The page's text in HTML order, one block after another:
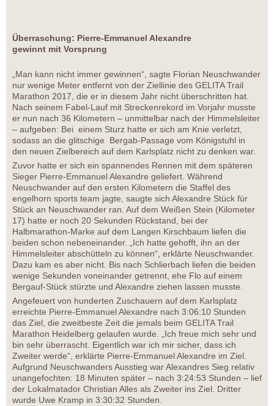
Überraschung: Pierre-Emmanuel Alexandre
gewinnt mit Vorsprung
„Man kann nicht immer gewinnen“, sagte Florian Neuschwander
nur wenige Meter entfernt von der Ziellinie des GELITA Trail
Marathon 2017, die er in diesem Jahr nicht überschritten hat.
Nach seinem Fabel-Lauf mit Streckenrekord im Vorjahr musste
er nun nach 36 Kilometern – unmittelbar nach der Himmelsleiter
– aufgeben: Bei einem Sturz hatte er sich am Knie verletzt,
sodass an die glitschige Bergab-Passage vom Königstuhl in
den neuen Zielbereich auf dem Karlsplatz nicht zu denken war.
Zuvor hatte er sich ein spannendes Rennen mit dem späteren
Sieger Pierre-Emmanuel Alexandre geliefert. Während
Neuschwander auf den ersten Kilometern die Staffel des
engelhorn sports team jagte, saugte sich Alexandre Stück für
Stück an Neuschwander ran. Auf dem Weißen Stein (Kilometer
17) hatte er noch 20 Sekunden Rückstand, bei der
Halbmarathon-Marke auf dem Langen Kirschbaum liefen die
beiden schon nebeneinander. „Ich hatte gehofft, ihn an der
Himmelsleiter abschütteln zu können“, erklärte Neuschwander.
Dazu kam es aber nicht. Bis nach Schlierbach liefen die beiden
wenige Sekunden voneinander getrennt, ehe Flo auf einem
Bergauf-Stück stürzte und Alexandre ziehen lassen musste.
Angefeuert von hunderten Zuschauern auf dem Karlsplatz
erreichte Pierre-Emmanuel Alexandre nach 3:06:10 Stunden
das Ziel, die zweitbeste Zeit die jemals beim GELITA Trail
Marathon Heidelberg gelaufen wurde. „Ich freue mich sehr und
bin sehr überrascht. Eigentlich war ich mir sicher, dass ich
Zweiter werde“, erklärte Pierre-Emmanuel Alexandre im Ziel.
Aufgrund Neuschwanders Ausstieg war Alexandres Sieg relativ
unangefochten: 18 Minuten später – nach 3:24:53 Stunden – lief
der Lokalmatador Christian Alles als Zweiter ins Ziel. Dritter
wurde Uwe Kramp in 3:30:32 Stunden.